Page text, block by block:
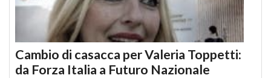
Cambio di casacca per Valeria Toppetti:
da Forza Italia a Futuro Nazionale